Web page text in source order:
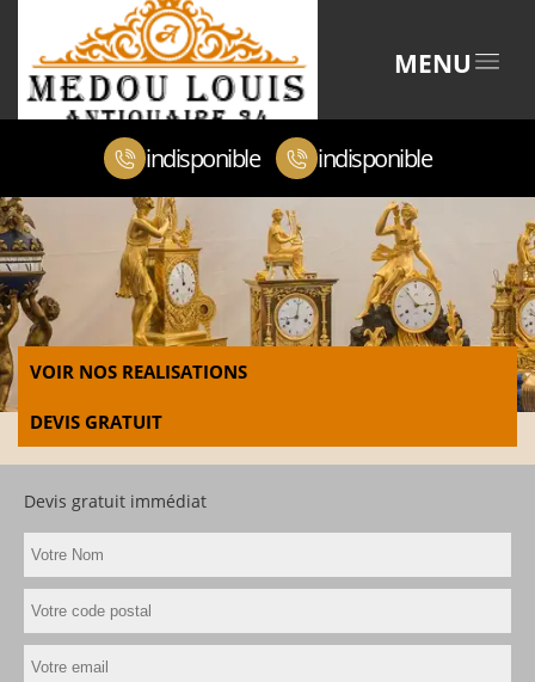
MENU
indisponible indisponible
VOIR NOS REALISATIONS
DEVIS GRATUIT
Devis gratuit immédiat